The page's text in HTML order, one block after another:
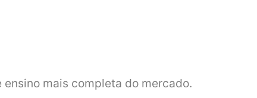
mais completa do mercado.